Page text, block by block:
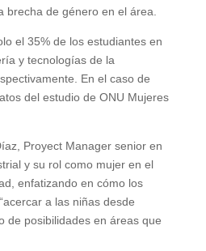
de género en el área.
el 35% de los estudiantes en
y tecnologías de la
En el caso de
del estudio de ONU Mujeres
Proyect Manager senior en
y su rol como mujer en el
enfatizando en cómo los
a las niñas desde
de posibilidades en áreas que